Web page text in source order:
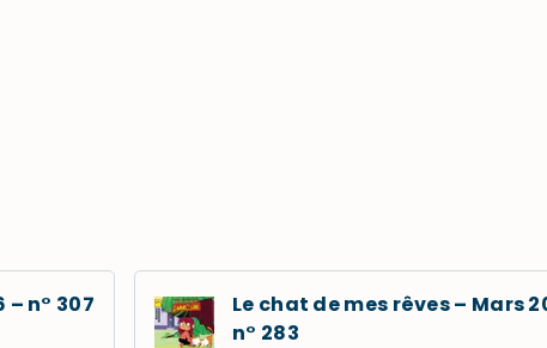
n° 307
Le chat de mes rêves – Mars
n° 283